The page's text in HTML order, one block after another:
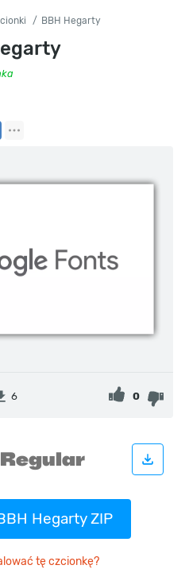
BBH Hegarty
6 0
Hegarty ZIP
tę czcionkę?